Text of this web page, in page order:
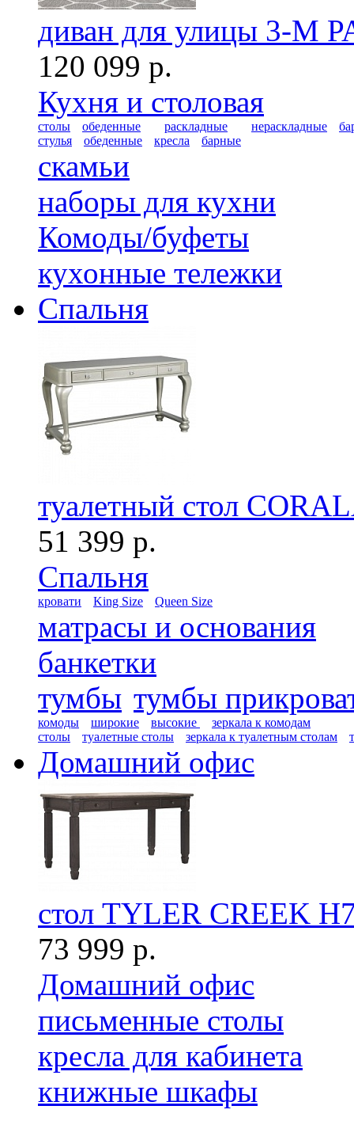
диван для улицы 3-М
120 099 р.
Кухня и столовая
столы обеденные раскладные нераскладные
стулья
обеденные кресла барные
скамьи
наборы для кухни
Комоды/буфеты
кухонные тележки
Спальня
туалетный стол
51 399 р.
Спальня
кровати King Size Queen Size
матрасы и основания
банкетки
тумбы тумбы
комоды широкие высокие
зеркала к комодам
столы
туалетные столы зеркала к туалетным столам
Домашний офис
стол TYLER CREEK
73 999 р.
Домашний офис
письменные столы
кресла для кабинета
книжные шкафы